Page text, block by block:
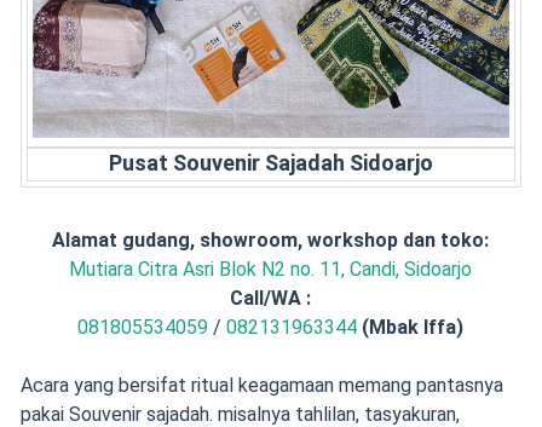
Pusat Souvenir Sajadah Sidoarjo
Alamat gudang, showroom, workshop dan toko:
Mutiara Citra Asri Blok N2 no. 11, Candi, Sidoarjo
Call/WA :
081805534059 /082131963344 (Mbak Iffa)
Acara yang bersifat ritual keagamaan memang pantasnya
pakai Souvenir sajadah. misalnya tahlilan, tasyakuran,